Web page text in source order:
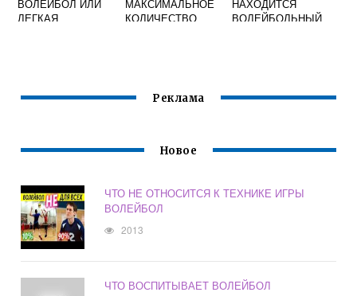
ВОЛЕЙБОЛ ИЛИ
ЛЕГКАЯ
МАКСИМАЛЬНОЕ
КОЛИЧЕСТВО
ОДНУ ИГРУ
НАХОДИТСЯ
ВОЛЕЙБОЛЬНЫЙ
Реклама
Новое
ЧТО НЕ ОТНОСИТСЯ К ТЕХНИКЕ ИГРЫ
ВОЛЕЙБОЛ
2013
ЧТО ВОСПИТЫВАЕТ ВОЛЕЙБОЛ